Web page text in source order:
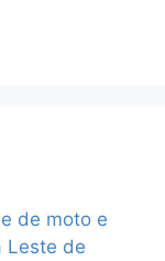
de moto e
Leste de